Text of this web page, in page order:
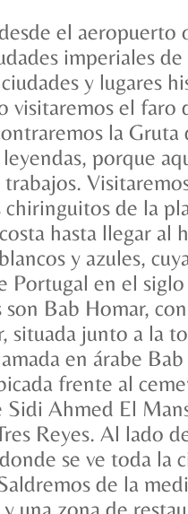
el
imperiales
y lugares
visitaremos el faro
la Gruta
porque
de la
hasta llegar al
y azules,
en el
Bab Homar,
situada junto a la
en árabe
frente al
Sidi Ahmed El
Reyes. Al lado
se ve toda la
de la